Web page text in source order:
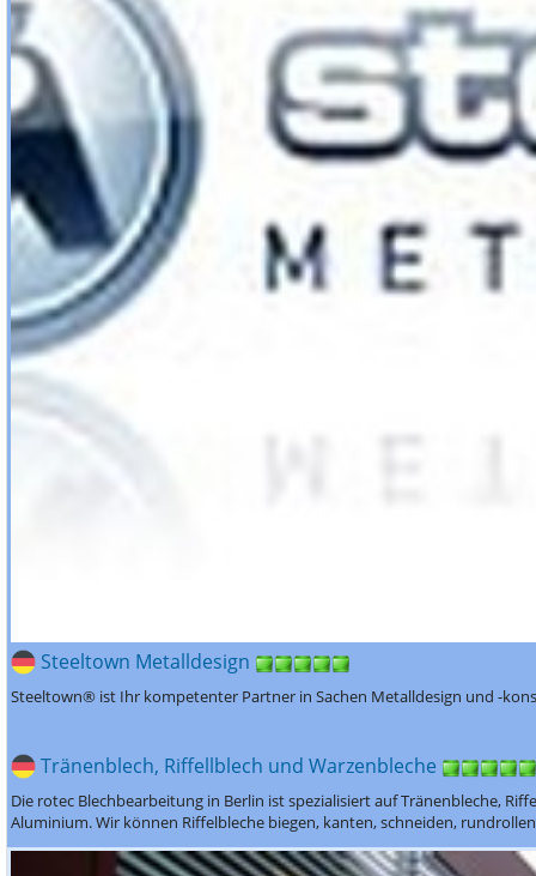
Steeltown Metalldesign
Steeltown® ist Ihr kompetenter Partner in Sachen Metalldesign und -
Tränenblech, Riffellblech und Warzenbleche
Die rotec Blechbearbeitung in Berlin ist spezialisiert auf Tränenbleche,
Aluminium. Wir können Riffelbleche biegen, kanten, schneiden,